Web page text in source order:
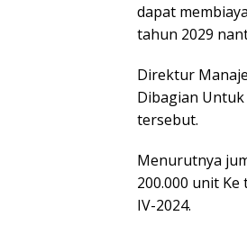
dapat
tahun 2029
Direktur
Dibagian Untuk
tersebut.
Menurutnya
200.000 unit
IV-2024.